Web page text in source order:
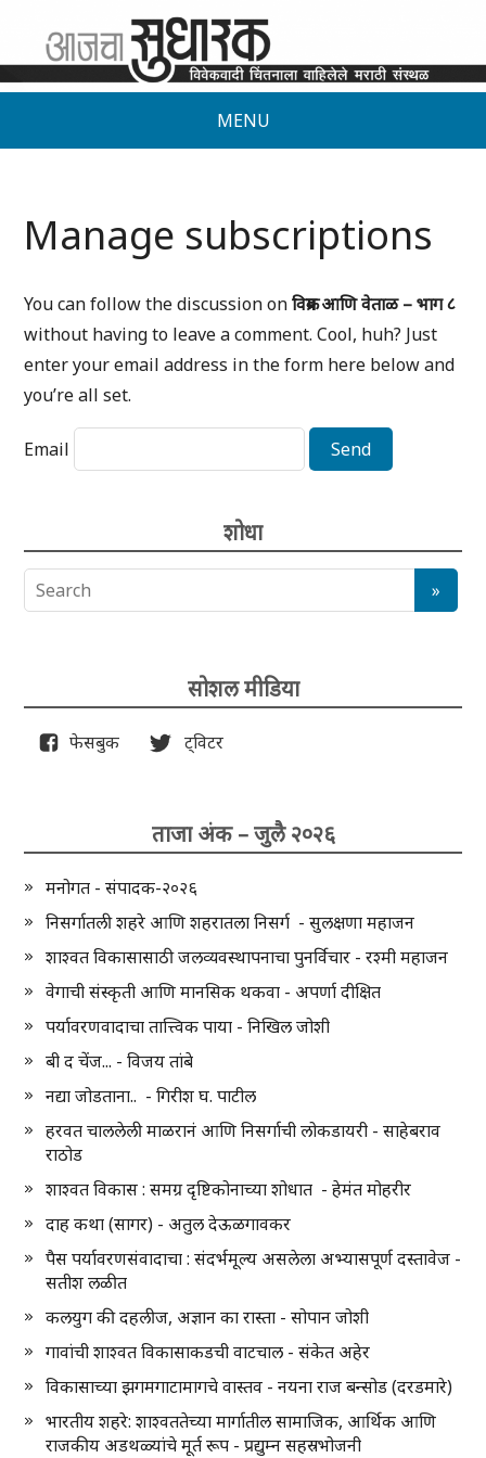
MENU
Manage subscriptions
You can follow the discussion onविक्रम आणि वेताळ – भाग ८
without having to leave a comment. Cool, huh? Just
enter your email address in the form here below and
you’re all set.
Email
शोधा
सोशल मीडिया
फेसबुक ट्विटर
ताजा अंक – जुलै २०२६
मनोगत - संपादक-२०२६
निसर्गातली शहरे आणि शहरातला निसर्ग - सुलक्षणा महाजन
शाश्वत विकासासाठी जलव्यवस्थापनाचा पुनर्विचार - रश्मी महाजन
वेगाची संस्कृती आणि मानसिक थकवा - अपर्णा दीक्षित
पर्यावरणवादाचा तात्त्विक पाया - निखिल जोशी
बी द चेंज... - विजय तांबे
नद्या जोडताना.. - गिरीश घ. पाटील
हरवत चाललेली माळरानं आणि निसर्गाची लोकडायरी - साहेबराव
राठोड
शाश्वत विकास : समग्र दृष्टिकोनाच्या शोधात - हेमंत मोहरीर
दाह कथा (सागर) - अतुल देऊळगावकर
पैस पर्यावरणसंवादाचा : संदर्भमूल्य असलेला अभ्यासपूर्ण दस्तावेज -
सतीश लळीत
कलयुग की दहलीज, अज्ञान का रास्ता - सोपान जोशी
गावांची शाश्वत विकासाकडची वाटचाल - संकेत अहेर
विकासाच्या झगमगाटामागचे वास्तव - नयना राज बन्सोड (दरडमारे)
भारतीय शहरे: शाश्वततेच्या मार्गातील सामाजिक, आर्थिक आणि
राजकीय अडथळ्यांचे मूर्त रूप - प्रद्युम्न सहस्रभोजनी